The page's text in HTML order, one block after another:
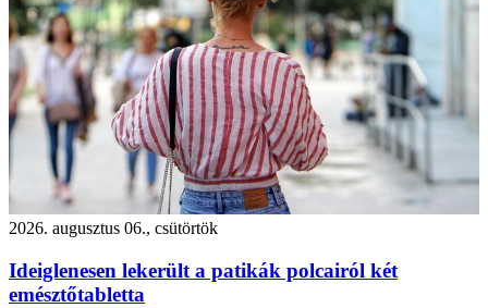
2026. augusztus 06., csütörtök
Ideiglenesen lekerült a patikák polcairól két
emésztőtabletta